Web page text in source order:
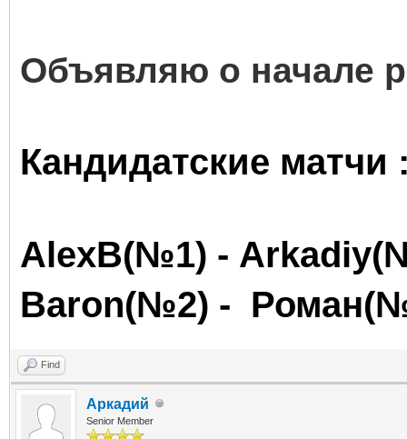
Объявляю о начале
Кандидатские матчи
AlexB(№1) - Arkadiy
Baron(№2) -
Find
Аркадий
Senior Member